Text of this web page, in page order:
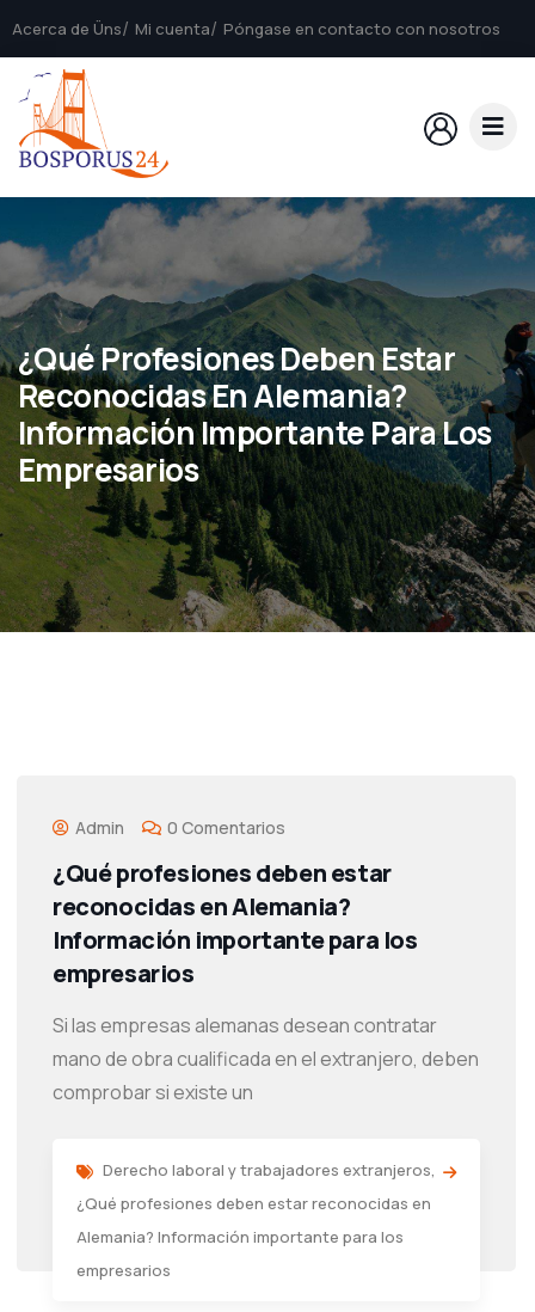
Acerca de Üns Mi cuenta Póngase en contacto con nosotros
¿Qué Profesiones Deben Estar
Reconocidas En Alemania?
Información Importante Para Los
Empresarios
Admin 0 Comentarios
¿Qué profesiones deben estar
reconocidas en Alemania?
Información importante para los
empresarios
Si las empresas alemanas desean contratar
mano de obra cualificada en el extranjero, deben
comprobar si existe un
Derecho laboral y trabajadores extranjeros,
¿Qué profesiones deben estar reconocidas en
Alemania? Información importante para los
empresarios